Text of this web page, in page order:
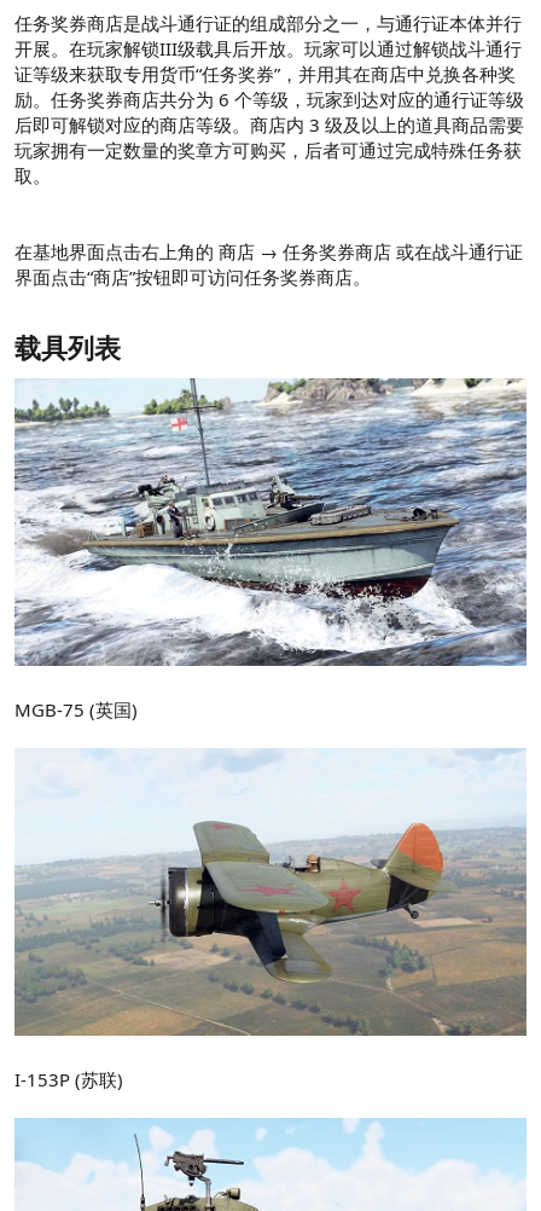
任务奖券商店是战斗通行证的组成部分之一，与通行证本体并行
开展。在玩家解锁III级载具后开放。玩家可以通过解锁战斗通行
证等级来获取专用货币“任务奖券”，并用其在商店中兑换各种奖
励。任务奖券商店共分为 6 个等级，玩家到达对应的通行证等级
后即可解锁对应的商店等级。商店内 3 级及以上的道具商品需要
玩家拥有一定数量的奖章方可购买，后者可通过完成特殊任务获
取。
在基地界面点击右上角的 商店 → 任务奖券商店 或在战斗通行证
界面点击“商店”按钮即可访问任务奖券商店。
载具列表
MGB-75 (英国)
I-153P (苏联)